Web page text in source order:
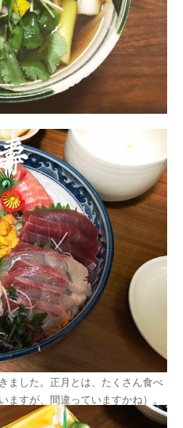
ました。正月とは、たくさん食べ
ますが、間違っていますかね）。